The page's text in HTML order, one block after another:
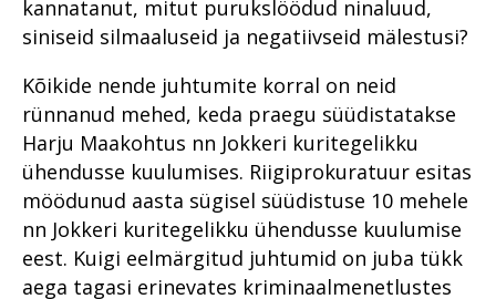
2022
Suure kahjuga
Tervislikel põhjustel
menetlusest vabastamine –
puutumatud
kriminaalmenetluses?
Tugevatoimelised uimastid
Vahistamine ja
konfiskeerimine
Suur samm edasi
investeerimiskelmuste
pandeemia peatamiseks
Suure kahjuga
majanduskuritegevus
Süüdistusosakond aastal
2021
Teekond prokuratuuris -
hakkajast praktikandist
kogemustega
ringkonnaprokuröriks.
Intervjuu Liisa Nuudiga
Süüdistusosakond 2020.
Järelevalveosakond 2020.
aastal
Haldusosakond 2020. aastal
Prokuratuuri infosüsteemi
uuendus PRIS3
Prokuratuuris töötamisest
Rahvusvaheline koostöö 2019
kompetentsimudelid
Prokuratuur 2015–2019
Ühenda prokurör tema
lemmikuga
Prokuratuuri panus
õigusloomesse
Prokuratuuri aastaraamat
2016
kannatanut, mitut purukslöödud ninaluud,
siniseid silmaaluseid ja negatiivseid mälestusi?
Kõikide nende juhtumite korral on neid
rünnanud mehed, keda praegu süüdistatakse
Harju Maakohtus nn Jokkeri kuritegelikku
ühendusse kuulumises. Riigiprokuratuur esitas
möödunud aasta sügisel süüdistuse 10 mehele
nn Jokkeri kuritegelikku ühendusse kuulumise
eest. Kuigi eelmärgitud juhtumid on juba tükk
aega tagasi erinevates kriminaalmenetlustes